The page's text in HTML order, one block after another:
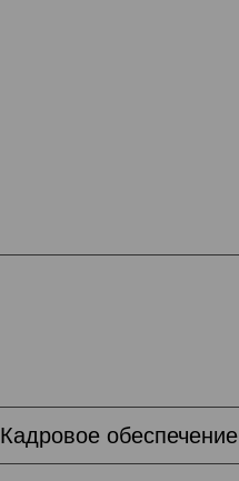
Кадровое обеспечение